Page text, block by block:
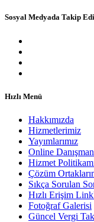
Sosyal Medyada Takip
Hızlı Menü
Hakkımızda
Hizmetlerimiz
Yayımlarımız
Online
Hizmet
Çözüm
Sıkça Sorulan
Hızlı Erişim
Fotoğraf Galerisi
Güncel Vergi